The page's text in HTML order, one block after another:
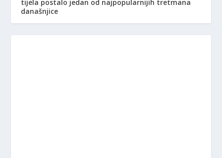
tijela postalo jedan od najpopularnijih tretmana
današnjice